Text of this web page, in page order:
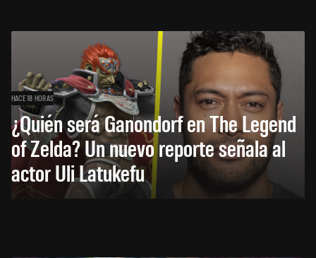
HACE 18 HORAS
¿Quién será Ganondorf en The Legend
of Zelda? Un nuevo reporte señala al
actor Uli Latukefu